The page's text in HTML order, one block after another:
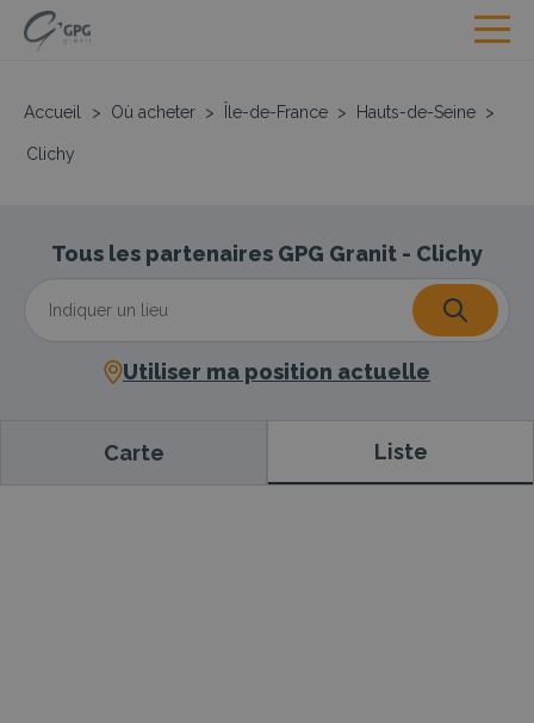
Accueil > Où acheter > Île-de-France > Hauts-de-Seine >
Clichy
Tous les partenaires GPG Granit - Clichy
Utiliser ma position actuelle
Carte Liste